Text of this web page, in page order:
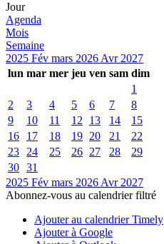
Jour
Agenda
Mois
Semaine
2025 Fév mars 2026 Avr 2027
lun mar mer jeu ven sam dim
1
2
3 4 5 6 7
8
9
10 11 12 13 14
15
16
17 18 19 20 21
22
23
24 25 26 27 28
29
30 31
2025 Fév mars 2026 Avr 2027
Abonnez-vous au calendrier filtré
Ajouter au calendrier Timely
Ajouter à Google